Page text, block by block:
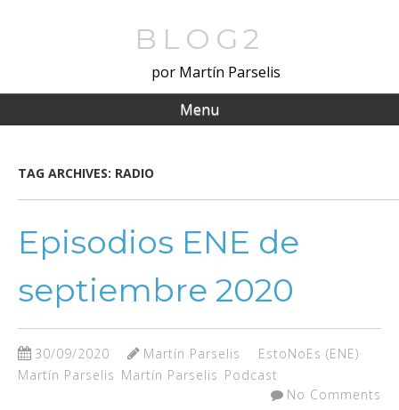
BLOG2
por Martín Parselis
Menu
TAG ARCHIVES: RADIO
Episodios ENE de
septiembre 2020
30/09/2020 Martín Parselis
EstoNoEs (ENE)
Martín Parselis Martín Parselis Podcast
No Comments